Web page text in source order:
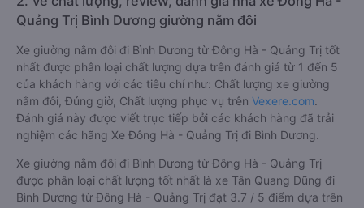
Quảng Trị Bình Dương giường nằm đôi
Xe giường nằm đôi đi Bình Dương từ Đông Hà - Quảng Trị tốt
nhất được phân loại chất lượng dựa trên đánh giá từ 1 đến 5
của khách hàng với các tiêu chí như: Chất lượng xe giường
nằm đôi, Đúng giờ, Chất lượng phục vụ trên Vexere.com.
Đánh giá này được viết trực tiếp bởi các khách hàng đã trải
nghiệm các hãng Xe Đông Hà - Quảng Trị đi Bình Dương.
Xe giường nằm đôi đi Bình Dương từ Đông Hà - Quảng Trị
được phân loại chất lượng tốt nhất là xe Tân Quang Dũng đi
Bình Dương từ Đông Hà - Quảng Trị đạt 3.7 / 5 điểm dựa trên